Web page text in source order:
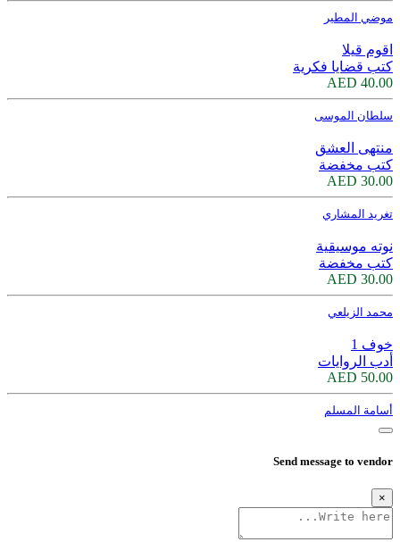
موضي المطير
اقوم قيلا
كتب قضايا فكرية
40.00 AED
سلطان الموسى
منتهى العشق
كتب مخفضة
30.00 AED
تغريد المشاري
نوته موسيقية
كتب مخفضة
30.00 AED
محمد الزيلعي
خوف 1
أدب الروايات
50.00 AED
أسامة المسلم
Send message to vendor
×